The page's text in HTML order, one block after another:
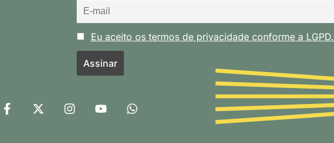
Eu aceito os termos de privacidade conforme a LGPD.